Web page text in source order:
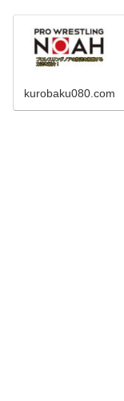
kurobaku080.com